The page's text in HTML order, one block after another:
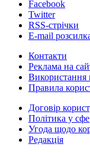
Facebook
Twitter
RSS-стрічки
E-mail
Контакти
Реклама на
Використання
Правила
Договір
Політика у
Угода щодо
Редакція